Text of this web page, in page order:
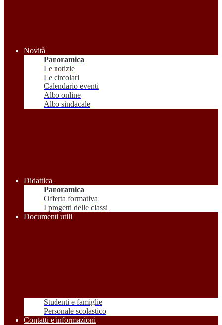
Novità
Panoramica
Le notizie
Le circolari
Calendario eventi
Albo online
Albo sindacale
Didattica
Panoramica
Offerta formativa
I progetti delle classi
Documenti utili
Studenti e famiglie
Personale scolastico
Contatti e informazioni